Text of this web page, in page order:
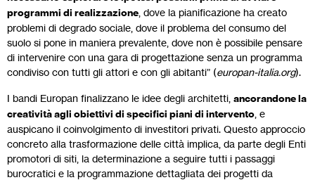
programmi di realizzazione , dove la pianificazione ha creato
problemi di degrado sociale, dove il problema del consumo del
suolo si pone in maniera prevalente, dove non è possibile pensare
di intervenire con una gara di progettazione senza un programma
condiviso con tutti gli attori e con gli abitanti” (europan-italia.org).
I bandi Europan finalizzano le idee degli architetti, ancorandone la
creatività agli obiettivi di specifici piani di intervento , e
auspicano il coinvolgimento di investitori privati. Questo approccio
concreto alla trasformazione delle città implica, da parte degli Enti
promotori di siti, la determinazione a seguire tutti i passaggi
burocratici e la programmazione dettagliata dei progetti da